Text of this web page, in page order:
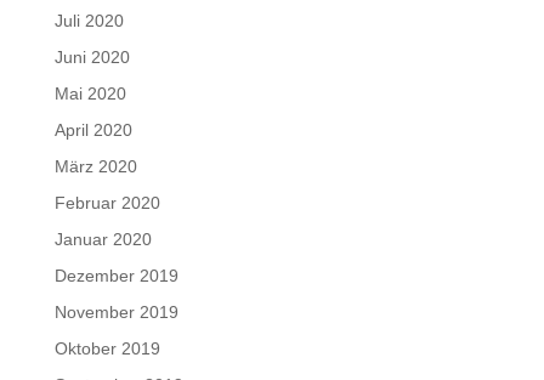
Juli 2020
Juni 2020
Mai 2020
April 2020
März 2020
Februar 2020
Januar 2020
Dezember 2019
November 2019
Oktober 2019